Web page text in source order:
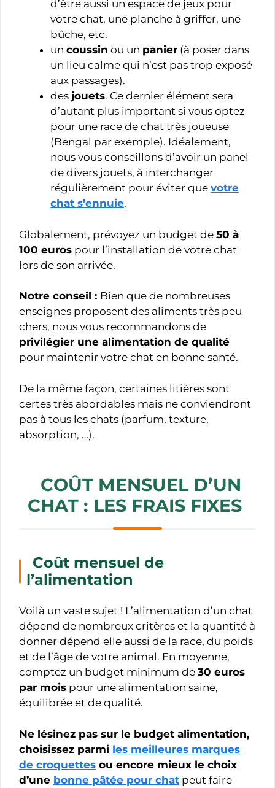
d’être aussi un espace de jeux pour
votre chat, une planche à griffer, une
bûche, etc.
un coussin ou un panier (à poser dans
un lieu calme qui n’est pas trop exposé
aux passages).
des jouets. Ce dernier élément sera
d’autant plus important si vous optez
pour une race de chat très joueuse
(Bengal par exemple). Idéalement,
nous vous conseillons d’avoir un panel
de divers jouets, à interchanger
régulièrement pour éviter que votre
chat s’ennuie.
Globalement, prévoyez un budget de 50 à
100 euros pour l’installation de votre chat
lors de son arrivée.
Notre conseil : Bien que de nombreuses
enseignes proposent des aliments très peu
chers, nous vous recommandons de
privilégier une alimentation de qualité
pour maintenir votre chat en bonne santé.
De la même façon, certaines litières sont
certes très abordables mais ne conviendront
pas à tous les chats (parfum, texture,
absorption, …).
COÛT MENSUEL D’UN
CHAT : LES FRAIS FIXES
Coût mensuel de
l’alimentation
Voilà un vaste sujet ! L’alimentation d’un chat
dépend de nombreux critères et la quantité à
donner dépend elle aussi de la race, du poids
et de l’âge de votre animal. En moyenne,
comptez un budget minimum de 30 euros
par mois pour une alimentation saine,
équilibrée et de qualité.
Ne lésinez pas sur le budget alimentation,
choisissez parmi les meilleures marques
de croquettes ou encore mieux le choix
d’une bonne pâtée pour chat peut faire